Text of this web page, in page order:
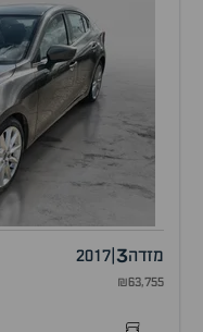
מזדה3
2017
₪63,755